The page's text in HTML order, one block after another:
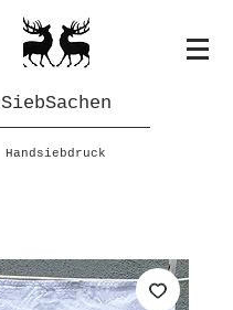
SiebSachen
Handsiebdruck